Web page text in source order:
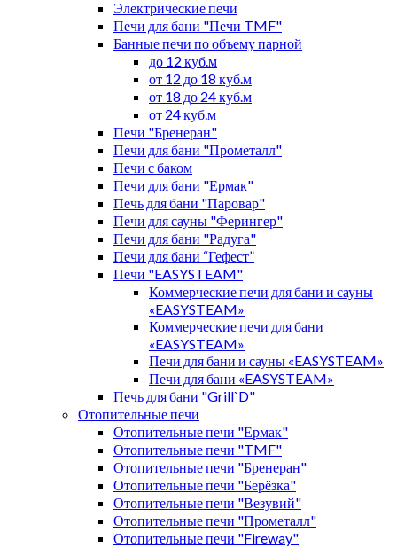
Электрические печи
Печи для бани "Печи TMF"
Банные печи по объему парной
до 12 куб.м
от 12 до 18 куб.м
от 18 до 24 куб.м
от 24 куб.м
Печи "Бренеран"
Печи для бани "Прометалл"
Печи с баком
Печи для бани "Ермак"
Печь для бани "Паровар"
Печи для сауны "Ферингер"
Печи для бани "Радуга"
Печи для бани “Гефест”
Печи "EASYSTEAM"
Коммерческие печи для бани и сауны
«EASYSTEAM»
Коммерческие печи для бани
«EASYSTEAM»
Печи для бани и сауны «EASYSTEAM»
Печи для бани «EASYSTEAM»
Печь для бани "Grill`D"
Отопительные печи
Отопительные печи "Ермак"
Отопительные печи "TMF"
Отопительные печи "Бренеран"
Отопительные печи "Берёзка"
Отопительные печи "Везувий"
Отопительные печи "Прометалл"
Отопительные печи "Fireway"